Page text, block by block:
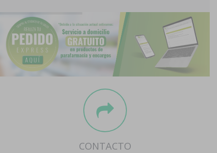
Pedidos express
Blog
Contacto
Boletín
CONTACTO